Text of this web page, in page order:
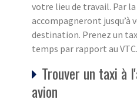
votre lieu de travail. Par
accompagneront jusqu’à
destination. Prenez un
temps par rapport au VTC.
Trouver un taxi à
avion